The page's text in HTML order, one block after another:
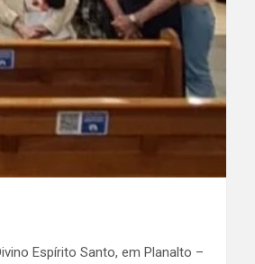
Espírito Santo, em Planalto –